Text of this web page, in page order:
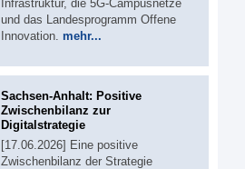
Infrastruktur, die 5G-Campusnetze
und das Landesprogramm Offene
Innovation. mehr...
Sachsen-Anhalt: Positive
Zwischenbilanz zur
Digitalstrategie
[17.06.2026] Eine positive
Zwischenbilanz der Strategie